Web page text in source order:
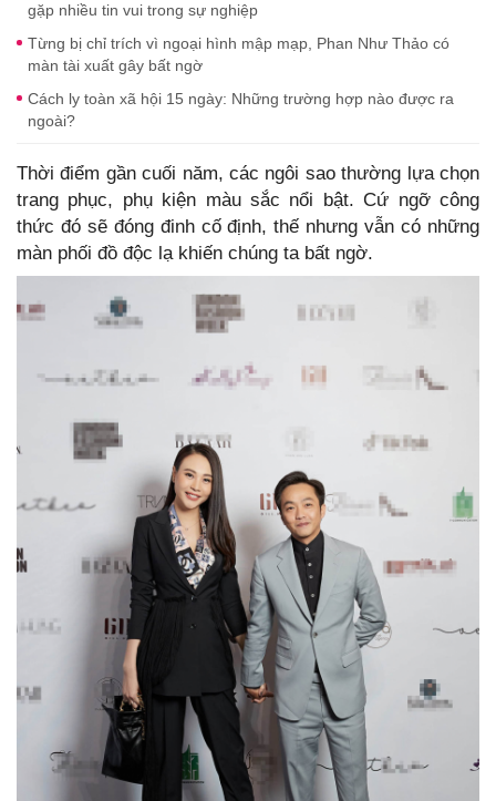
gặp nhiều tin vui trong sự nghiệp
Từng bị chỉ trích vì ngoại hình mập mạp, Phan Như Thảo có
màn tài xuất gây bất ngờ
Cách ly toàn xã hội 15 ngày: Những trường hợp nào được ra
ngoài?
Thời điểm gần cuối năm, các ngôi sao thường lựa chọn
trang phục, phụ kiện màu sắc nổi bật. Cứ ngỡ công
thức đó sẽ đóng đinh cố định, thế nhưng vẫn có những
màn phối đồ độc lạ khiến chúng ta bất ngờ.